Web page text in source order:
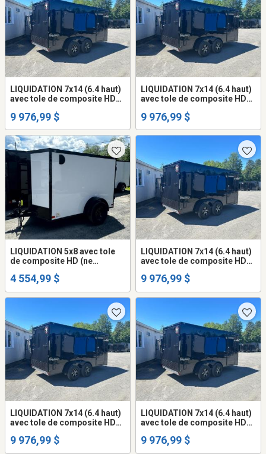
LIQUIDATION 7x14 (6.4 haut)
avec tole de composite HD
fermée trailer cargo fermer
(frame peinturé ou galvanisé
+$$$) mags
9 976,99 $
LIQUIDATION 7x14 (6.4 haut)
avec tole de composite HD
fermée trailer cargo fermer
(frame peinturé ou galvanisé
+$$$) mags
9 976,99 $
LIQUIDATION 5x8 avec tole
de composite HD (ne
fermée 5.4 haut trailer cargo
galvanisé +$$$)
4 554,99 $
LIQUIDATION 7x14 (6.4 haut)
avec tole de composite HD
fermée trailer cargo fermer
+$$$) mags
9 976,99 $
LIQUIDATION 7x14 (6.4 haut)
avec tole de composite HD
fermée trailer cargo fermer
9 976,99 $
LIQUIDATION 7x14 (6.4 haut)
avec tole de composite HD
fermée trailer cargo fermer
9 976,99 $